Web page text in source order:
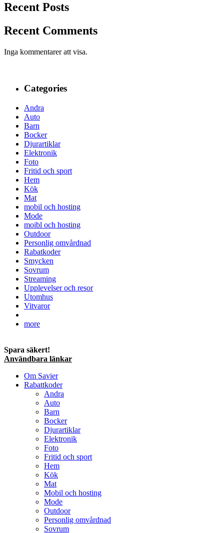
Recent Posts
Recent Comments
Inga kommentarer att visa.
Categories
Andra
Auto
Barn
Bocker
Djurartiklar
Elektronik
Foto
Fritid och sport
Hem
Kök
Mat
mobil och hosting
Mode
moibl och hosting
Outdoor
Personlig omvårdnad
Rabatkoder
Smycken
Sovrum
Streaming
Upplevelser och resor
Utomhus
Vitvaror
more
Spara säkert!
Användbara länkar
Om Savier
Rabattkoder
Andra
Auto
Barn
Bocker
Djurartiklar
Elektronik
Foto
Fritid och sport
Hem
Kök
Mat
Mobil och hosting
Mode
Outdoor
Personlig omvårdnad
Sovrum